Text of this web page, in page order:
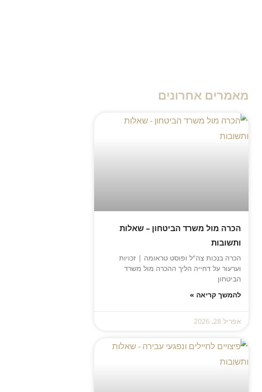
מאמרים אחרונים
הכרה מול משרד הביטחון – שאלות
ותשובות
הכרה בנכות צה"ל ופוסט טראומה | זכויות
וערעור על דחייה הליך ההכרה מול משרד
הביטחון
להמשך קריאה »
אפריל 28, 2026